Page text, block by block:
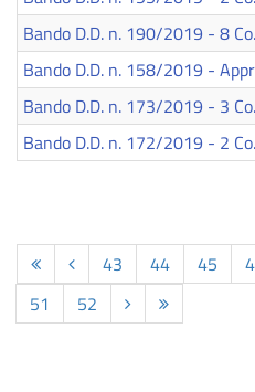
Bando D.D. n. 190/2019 - 8
Bando D.D. n. 158/2019 -
Bando D.D. n. 173/2019 - 3
Bando D.D. n. 172/2019 - 2
43 44 45
51
52